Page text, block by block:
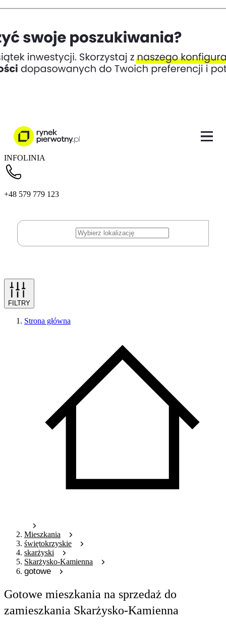
INFOLINIA
+48 579 779 123
FILTRY
Strona główna
Mieszkania
świętokrzyskie
skarżyski
Skarżysko-Kamienna
gotowe
Gotowe mieszkania na sprzedaż do
zamieszkania Skarżysko-Kamienna